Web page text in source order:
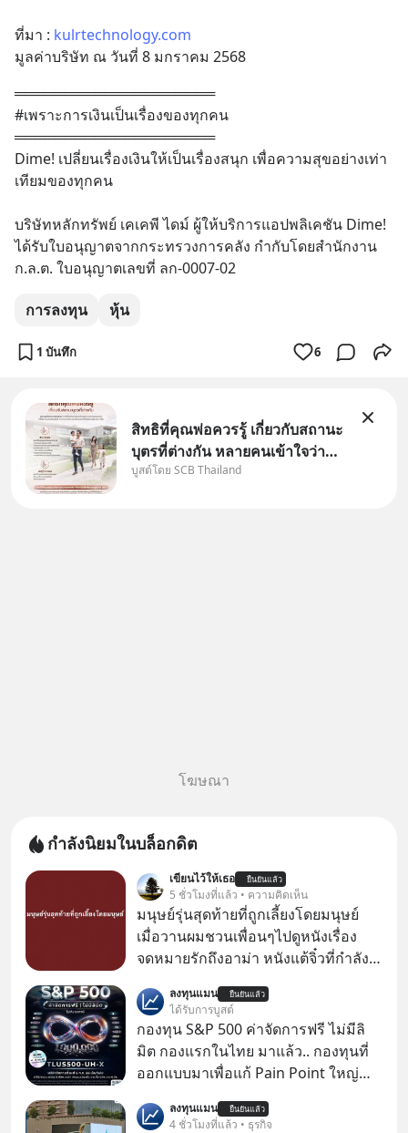
ที่มา : kulrtechnology.com
มูลค่าบริษัท ณ วันที่ 8 มกราคม 2568
════════════════════
#เพราะการเงินเป็นเรื่องของทุกคน
════════════════════
Dime! เปลี่ยนเรื่องเงินให้เป็นเรื่องสนุก เพื่อความสุขอย่างเท่า
เทียมของทุกคน
บริษัทหลักทรัพย์ เคเคพี ไดม์ ผู้ให้บริการแอปพลิเคชัน Dime!
ได้รับใบอนุญาตจากกระทรวงการคลัง กำกับโดยสำนักงาน
ก.ล.ต. ใบอนุญาตเลขที่ ลก-0007-02
การลงทุน หุ้น
1 บันทึก 6
สิทธิที่คุณพ่อควรรู้ เกี่ยวกับสถานะ
บุตรที่ต่างกัน หลายคนเข้าใจว่า
"เมื่อเป็นลูกของพ่อและแม่ ก็ย่อม
บูสต์โดย SCB Thailand
โฆษณา
กำลังนิยมในบล็อกดิต
เขียนไว้ให้เธอ ยืนยันแล้ว
5 ชั่วโมงที่แล้ว • ความคิดเห็น
มนุษย์รุ่นสุดท้ายที่ถูกเลี้ยงโดยมนุษย์
เมื่อวานผมชวนเพื่อนๆไปดูหนังเรื่อง
จดหมายรักถึงอาม่า หนังแต้จิ๋วที่กำลัง
ป๊าผมเห็นโปสเตอร์หนังเรื่องนี้หลาย
เดือนก่อนและอยากดูมาก ด้วยเพราะว่า
อากงก็มาจากเมืองจีน ป๊าก็พูดแต้จิ๋วได้
มีเรื่องราวมีความผูกพันที่ได้ยินตั้งแต่
ลงทุนแมน ยืนยันแล้ว
ได้รับการบูสต์
กองทุน S&P 500 ค่าจัดการฟรี ไม่มีลิ
มิต กองแรกในไทย มาแล้ว.. กองทุนที่
ออกแบบมาเพื่อแก้ Pain Point ใหญ่
ลงทุนแมน ยืนยันแล้ว
4 ชั่วโมงที่แล้ว • ธุรกิจ